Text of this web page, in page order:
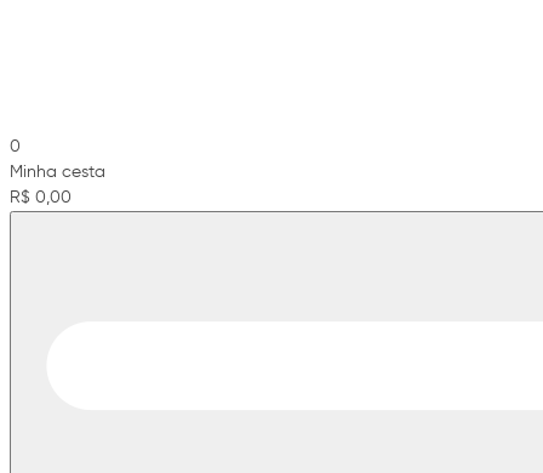
0
Minha cesta
R$ 0,00